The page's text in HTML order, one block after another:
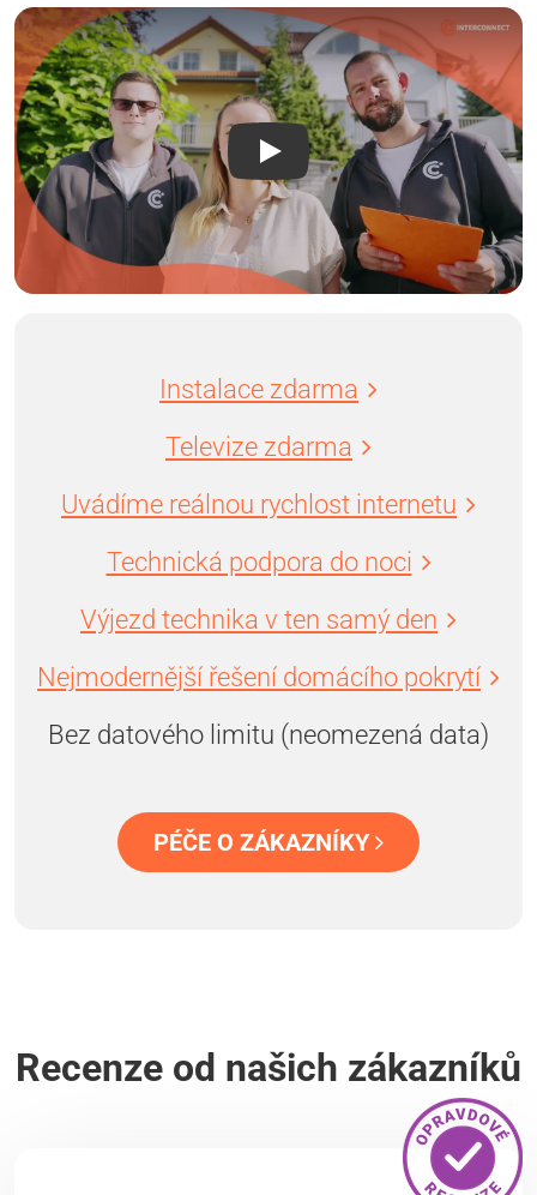
Instalace zdarma
Televize zdarma
Uvádíme reálnou rychlost internetu
Technická podpora do noci
Výjezd technika v ten samý den
Nejmodernější řešení domácího pokrytí
Bez datového limitu (neomezená data)
PÉČE O ZÁKAZNÍKY
Recenze od našich zákazníků